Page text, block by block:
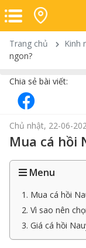
Trang chủ Kinh
ngon?
Chia sẻ bài viết:
Chủ nhật, 22-06-
Mua cá hồi
Menu
1. Mua cá hồi
2. Vì sao nên
3. Giá cá hồi